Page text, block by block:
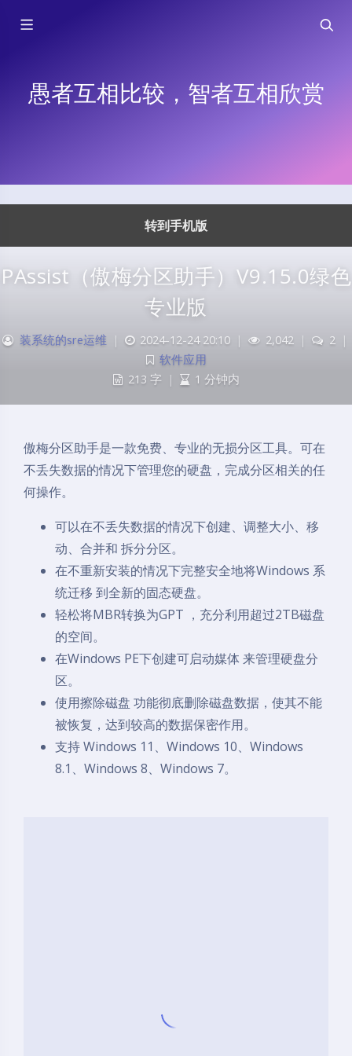
愚者互相比较，智者互相欣赏
PAssist（傲梅分区助手）V9.15.0绿色
专业版
装系统的sre运维 | 2024-12-24 20:10 | 2,042 | 2
|
软件应用
213 字
| 1 分钟内
傲梅分区助手是一款免费、专业的无损分区工具。可在
不丢失数据的情况下管理您的硬盘，完成分区相关的任
何操作。
可以在不丢失数据的情况下创建、调整大小、移
动、合并和 拆分分区。
在不重新安装的情况下完整安全地将Windows 系
统迁移 到全新的固态硬盘。
轻松将MBR转换为GPT ，充分利用超过2TB磁盘
的空间。
在Windows PE下创建可启动媒体 来管理硬盘分
区。
使用擦除磁盘 功能彻底删除磁盘数据，使其不能
被恢复，达到较高的数据保密作用。
支持 Windows 11、Windows 10、Windows
8.1、Windows 8、Windows 7。
转到手机版